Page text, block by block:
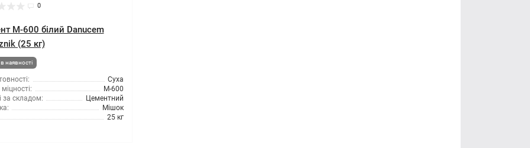
0
М-600 білий Danucem
(25 кг)
наявності
Суха
М-600
за складом:
Цементний
Мішок
25 кг